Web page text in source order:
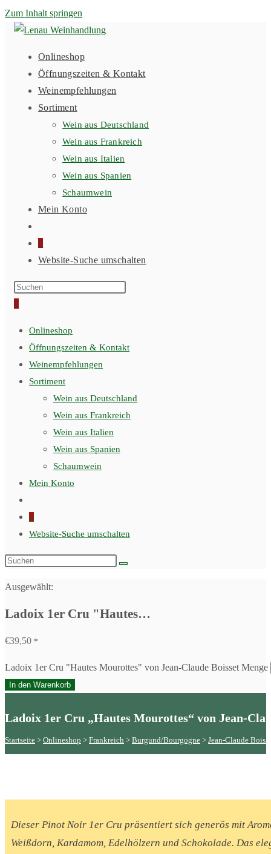
Zum Inhalt springen
Onlineshop
Öffnungszeiten & Kontakt
Weinempfehlungen
Sortiment
Wein aus Deutschland
Wein aus Frankreich
Wein aus Italien
Wein aus Spanien
Schaumwein
Mein Konto
0
Website-Suche umschalten
0
Onlineshop
Öffnungszeiten & Kontakt
Weinempfehlungen
Sortiment
Wein aus Deutschland
Wein aus Frankreich
Wein aus Italien
Wein aus Spanien
Schaumwein
Mein Konto
0
Website-Suche umschalten
Ausgewählt:
Ladoix 1er Cru "Hautes…
€39,50 *
Ladoix 1er Cru "Hautes Mourottes" von Jean-Claude Boisset Menge
In den Warenkorb
Ladoix 1er Cru „Hautes Mourottes“ von Jean-
Startseite > Onlineshop > Frankreich > Burgund/Bourgogne > Jean-Claude
Dieser Pinot Noir 1er Cru präsentiert sich generös mit
Weißdorn, Kardamom, Edelhölzern und Schokolade. Das